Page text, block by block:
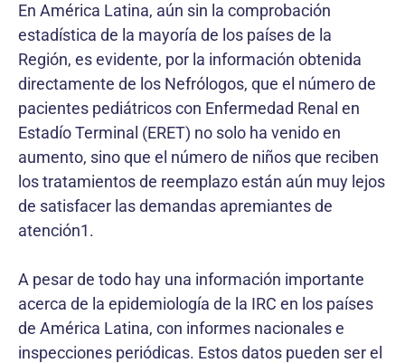
En América Latina, aún sin la comprobación
estadística de la mayoría de los países de la
Región, es evidente, por la información obtenida
directamente de los Nefrólogos, que el número de
pacientes pediátricos con Enfermedad Renal en
Estadío Terminal (ERET) no solo ha venido en
aumento, sino que el número de niños que reciben
los tratamientos de reemplazo están aún muy lejos
de satisfacer las demandas apremiantes de
atención1.
A pesar de todo hay una información importante
acerca de la epidemiología de la IRC en los países
de América Latina, con informes nacionales e
inspecciones periódicas. Estos datos pueden ser el